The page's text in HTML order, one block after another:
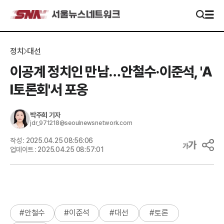
정치 대선
이공계 정치인 만남…안철수·이준석, 'A
I토론회'서 포옹
박주희 기자
jdr_971218@seoulnewsnetwork.com
작성 : 2025.04.25 08:56:06
업데이트 : 2025.04.25 08:57:01
#안철수 #이준석 #대선 #토론